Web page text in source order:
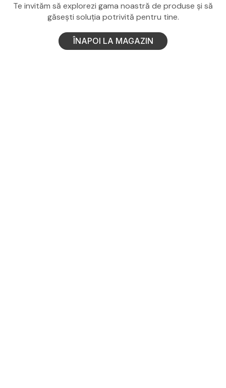
Te invităm să explorezi gama noastră de produse și să
găsești soluția potrivită pentru tine.
ÎNAPOI LA MAGAZIN